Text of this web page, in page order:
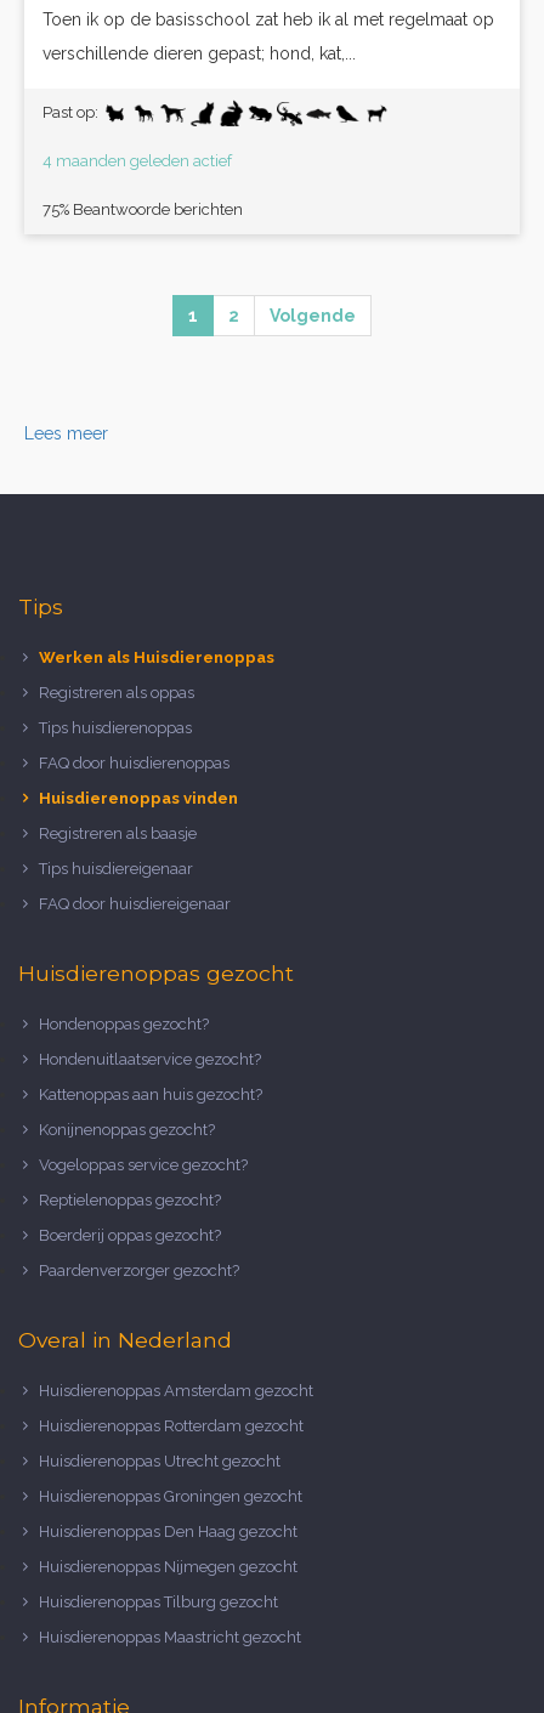
Toen ik op de basisschool zat heb ik al met regelmaat op
verschillende dieren gepast; hond, kat,...
Past op:
4 maanden geleden actief
75% Beantwoorde berichten
1 2 Volgende
Lees meer
Tips
Werken als Huisdierenoppas
Registreren als oppas
Tips huisdierenoppas
FAQ door huisdierenoppas
Huisdierenoppas vinden
Registreren als baasje
Tips huisdiereigenaar
FAQ door huisdiereigenaar
Huisdierenoppas gezocht
Hondenoppas gezocht?
Hondenuitlaatservice gezocht?
Kattenoppas aan huis gezocht?
Konijnenoppas gezocht?
Vogeloppas service gezocht?
Reptielenoppas gezocht?
Boerderij oppas gezocht?
Paardenverzorger gezocht?
Overal in Nederland
Huisdierenoppas Amsterdam gezocht
Huisdierenoppas Rotterdam gezocht
Huisdierenoppas Utrecht gezocht
Huisdierenoppas Groningen gezocht
Huisdierenoppas Den Haag gezocht
Huisdierenoppas Nijmegen gezocht
Huisdierenoppas Tilburg gezocht
Huisdierenoppas Maastricht gezocht
Informatie